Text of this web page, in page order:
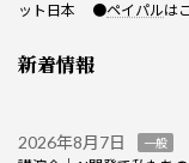
ット日本 ●ペイパルは
新着情報
2026年8月7日 一般